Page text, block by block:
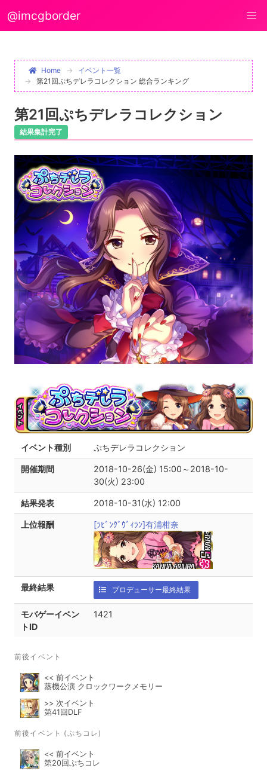
@imcgborder
Home
イベント一覧
第21回ぷちデレラコレクション 総合ランキング
第21回ぷちデレラコレクション
結果集計完了
イベント種別 ぷちデレラコレクション
開催期間
2018-10-26(金) 15:00～2018-10-
30(火) 23:00
結果発表 2018-10-31(水) 12:00
上位報酬 [ﾗﾋﾞﾝｸﾞｳﾞｨﾗﾝ]有浦柑奈
最終結果 プロデューサー最終結果
モバゲーイベン
トID
1421
前後イベント
<< 前イベント
蒸機公演 クロックワークメモリー
>> 次イベント
第41回DLF
前後イベント (ぷちコレ)
<< 前イベント
第20回ぷちコレ